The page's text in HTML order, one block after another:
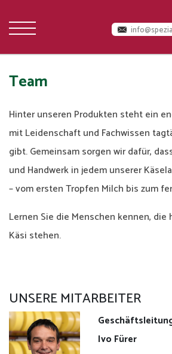
uns
Käserei
Jobs
Team
Milchlieferanten
Produkte
Verkaufsstellen
Team
Hinter unseren Produkten steht ein
mit Leidenschaft und Fachwissen
gibt. Gemeinsam sorgen wir dafür,
und Handwerk in jedem unserer
– vom ersten Tropfen Milch bis zum
Lernen Sie die Menschen kennen, die
Käsi stehen.
UNSERE MITARBEITER
Ivo Fürer